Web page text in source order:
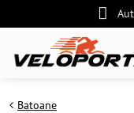
Batoane